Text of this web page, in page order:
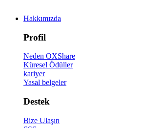
Hakkımızda
Profil
Neden OXShare
Küresel Ödüller
kariyer
Yasal belgeler
Destek
Bize Ulaşın